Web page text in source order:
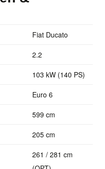
Fiat Ducato
2.2
103 kW (140 PS)
Euro 6
599 cm
205 cm
261 / 281 cm